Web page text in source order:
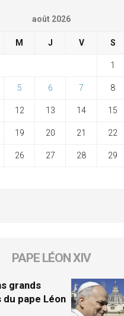
août 2026
M J V S
1
5 6 7 8
12 13 14 15
19 20 21 22
26 27 28 29
PAPE LÉON XIV
grands
pape Léon